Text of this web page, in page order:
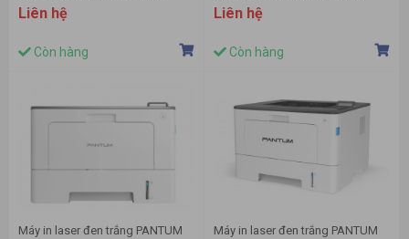
USB/ LAN/ WIFI)
Liên hệ
Còn hàng
Scan/ Đảo mặt/ USB/ WIFI)
Liên hệ
Còn hàng
Máy in laser đen trắng PANTUM
Máy in laser đen trắng PANTUM